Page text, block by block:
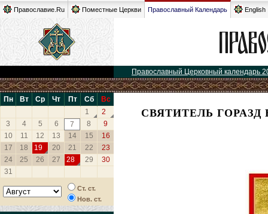
Православие.Ru Поместные Церкви Православный Календарь English
Православный Церковный календарь
Пн Вт Ср Чт Пт Сб
Вс
1
2
3
4 5 6 7 8
9
10
11 12 13 14 15
16
17
18 19 20 21 22
23
24
25 26 27 28 29
30
31
Ст. ст.
Нов. ст.
СВЯТИТЕЛЬ